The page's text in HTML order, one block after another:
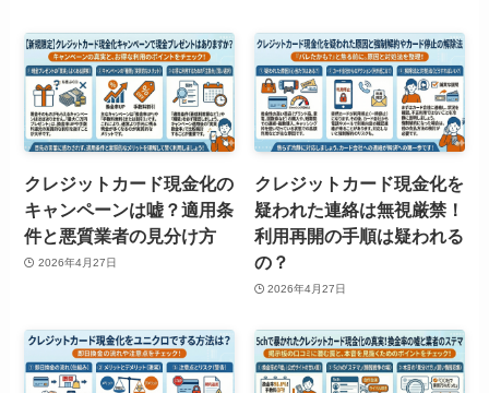
クレジットカード現金化の
キャンペーンは嘘？適用条
件と悪質業者の見分け方
2026年4月27日
クレジットカード現金化を
疑われた連絡は無視厳禁！
利用再開の手順は疑われる
の？
2026年4月27日